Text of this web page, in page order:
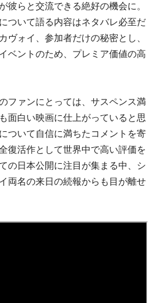
彼らと交流できる絶好の機会に。
ついて語る内容はネタバレ必至だ
ヴォイ、参加者だけの秘密とし、
ベントのため、プレミア価値の高
ファンにとっては、サスペンス満
面白い映画に仕上がっていると思
ついて自信に満ちたコメントを寄
復活作として世界中で高い評価を
の日本公開に注目が集まる中、シ
両名の来日の続報からも目が離せ